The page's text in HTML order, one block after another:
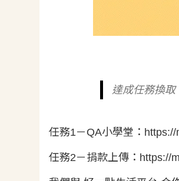
達成任務換
任務1－QA小學堂：
任務2－捐款上傳：https://